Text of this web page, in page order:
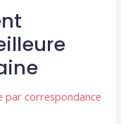
par correspondance